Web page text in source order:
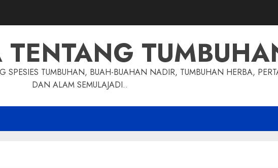
TENTANG
TUMBUHAN, BUAH-BUAHAN NADIR, TUMBUHAN HERBA,
DAN ALAM SEMULAJADI..